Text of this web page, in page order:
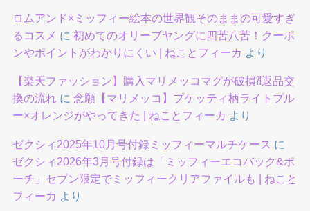
ロムアンド×ミッフィー絵本の世界観そのままの可愛すぎ
るコスメ に 初めてのオリーブヤングに四苦八苦！クーポ
ンやポイントがわかりにくい | ねことフィーカ より
【楽天ファッション】購入マリメッコマグが破損⁈返品交
換の流れに 念願【マリメッコ】プケッティ柄ライトブル
ー×オレンジがやってきた | ねことフィーカ より
ゼクシィ2025年10月号付録ミッフィーマルチケース に
ゼクシィ2026年3月号付録は「ミッフィーエコバック&ポ
ーチ」セブン限定でミッフィークリアファイルも | ねこと
フィーカ より